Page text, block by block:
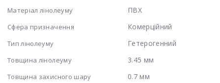
Матеріал лінолеуму ПВХ
Сфера призначення Комерційний
Тип лінолеуму Гетерогенний
Товщина лінолеуму 3.45 мм
Товщина захисного шару
0.7 мм